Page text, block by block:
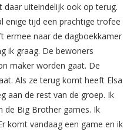
uiteindelijk ook op terug.
enige tijd een prachtige trofee
ermee naar de dagboekkamer
ik graag. De bewoners
maker worden gaat. De
Als ze terug komt heeft Elsa
aan de rest van de groep. Ik
de Big Brother games. Ik
komt vandaag een game en ik